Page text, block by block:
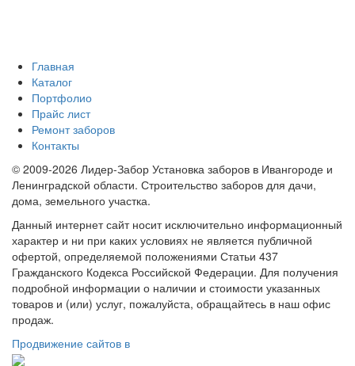
Главная
Каталог
Портфолио
Прайс лист
Ремонт заборов
Контакты
© 2009-2026 Лидер-Забор Установка заборов в Ивангороде и
Ленинградской области. Строительство заборов для дачи,
дома, земельного участка.
Данный интернет сайт носит исключительно информационный
характер и ни при каких условиях не является публичной
офертой, определяемой положениями Статьи 437
Гражданского Кодекса Российской Федерации. Для получения
подробной информации о наличии и стоимости указанных
товаров и (или) услуг, пожалуйста, обращайтесь в наш офис
продаж.
Продвижение сайтов в